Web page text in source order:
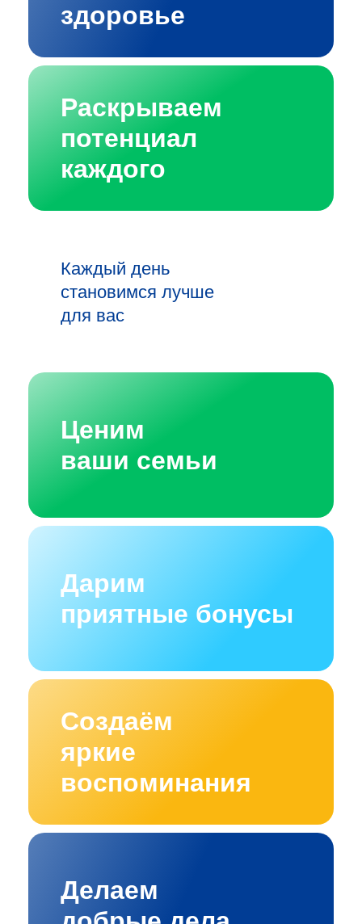
здоровье
Раскрываем
потенциал
каждого
Каждый день
становимся лучше
для вас
Дарим
приятные бонусы
Ценим
ваши семьи
Создаём
яркие
воспоминания
Делаем